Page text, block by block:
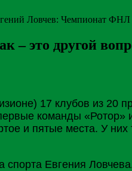
– это другой
17 клубов из 20
команды «Ротор»
и пятые места. У
спорта Евгения